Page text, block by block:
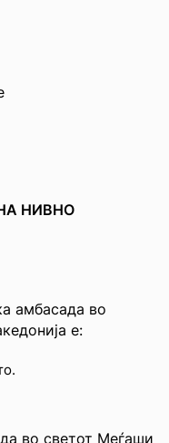
НИВНО
амбасада во
е:
во светот Меѓаши